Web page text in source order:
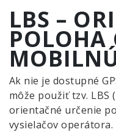
LBS –
POLOHA
Ak nie je dostupné
môže použiť tzv. LBS
orientačné určenie
vysielačov operátora.